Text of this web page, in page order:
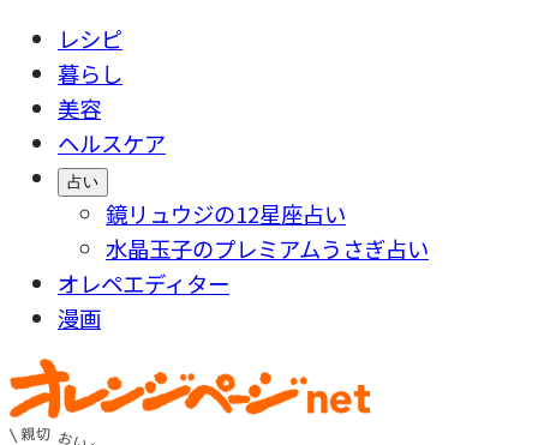
レシピ
暮らし
美容
ヘルスケア
占い
鏡リュウジの12星座占い
水晶玉子のプレミアムうさぎ占い
オレペエディター
漫画